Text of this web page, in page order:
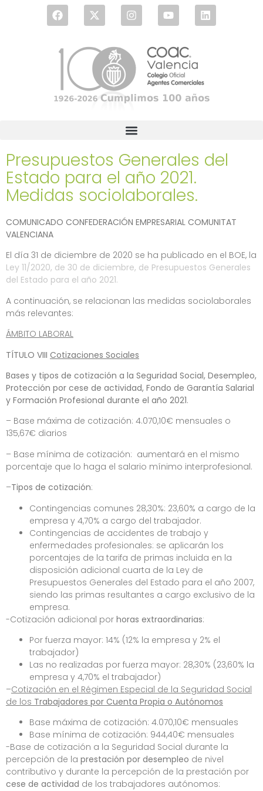
Presupuestos Generales del
Estado para el año 2021.
Medidas sociolaborales.
COMUNICADO CONFEDERACIÓN EMPRESARIAL COMUNITAT
VALENCIANA
El día 31 de diciembre de 2020 se ha publicado en el BOE, la
Ley 11/2020, de 30 de diciembre, de Presupuestos Generales
del Estado para el año 2021.
A continuación, se relacionan las medidas sociolaborales
más relevantes:
ÁMBITO LABORAL
TÍTULO VIII Cotizaciones Sociales
Bases y tipos de cotización a la Seguridad Social, Desempleo,
Protección por cese de actividad, Fondo de Garantía Salarial
y Formación Profesional durante el año 2021.
– Base máxima de cotización: 4.070,10€ mensuales o
135,67€ diarios
– Base mínima de cotización: aumentará en el mismo
porcentaje que lo haga el salario mínimo interprofesional.
–Tipos de cotización:
Contingencias comunes 28,30%: 23,60% a cargo de la
empresa y 4,70% a cargo del trabajador.
Contingencias de accidentes de trabajo y
enfermedades profesionales: se aplicarán los
porcentajes de la tarifa de primas incluida en la
disposición adicional cuarta de la Ley de
Presupuestos Generales del Estado para el año 2007,
siendo las primas resultantes a cargo exclusivo de la
empresa.
-Cotización adicional por horas extraordinarias:
Por fuerza mayor: 14% (12% la empresa y 2% el
trabajador)
Las no realizadas por fuerza mayor: 28,30% (23,60% la
empresa y 4,70% el trabajador)
–Cotización en el Régimen Especial de la Seguridad Social
de los Trabajadores por Cuenta Propia o Autónomos
Base máxima de cotización: 4.070,10€ mensuales
Base mínima de cotización: 944,40€ mensuales
-Base de cotización a la Seguridad Social durante la
percepción de la prestación por desempleo de nivel
contributivo y durante la percepción de la prestación por
cese de actividad de los trabajadores autónomos: